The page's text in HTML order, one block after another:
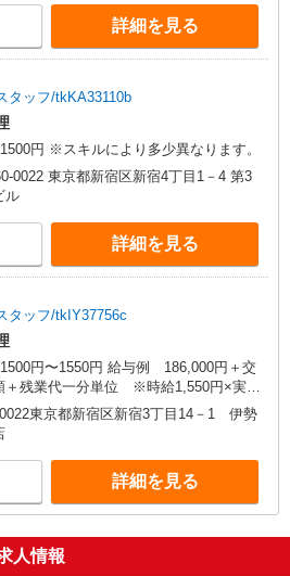
詳細を見る
タッフ/tkKA33110b
時給1500円 ※スキルにより多少異なります。
0022 東京都新宿区新宿4丁目1－4 第3
ル
詳細を見る
タッフ/tkIY37756c
〜1550円 給与例 186,000円＋交
＋残業代一分単位 ※時給1,550円×実働7
×16日勤務の場合。お時給は一例です。
より異なります。
東京都新宿区新宿3丁目14－1 伊勢
詳細を見る
人情報